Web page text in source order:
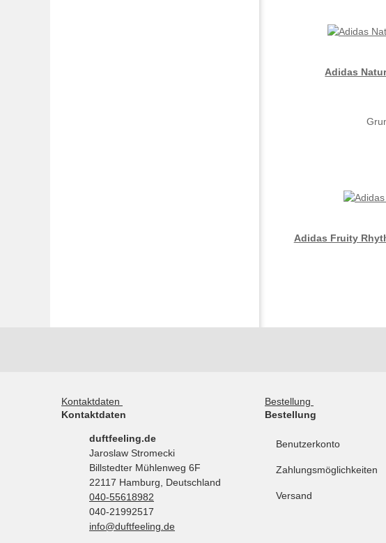
Adidas
Adidas Fruity
Kontaktdaten
Kontaktdaten
duftfeeling.de
Jaroslaw Stromecki
Billstedter Mühlenweg 6F
22117 Hamburg, Deutschland
040-55618982
040-21992517
info@duftfeeling.de
Bestellung
Bestellung
Benutzerkonto
Zahlungsmöglichkeiten
Versand